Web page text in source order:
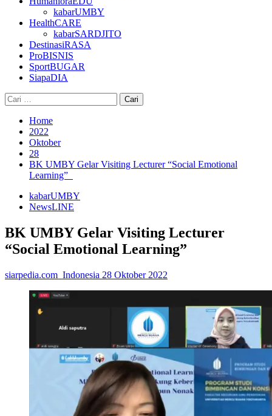
kabarUMBY
HealthCARE
kabarSARDJITO
DestinasiRASA
ProBISNIS
SportBUGAR
SiapaDIA
Cari
untuk:
Home
2022
Oktober
28
BK UMBY Gelar Visiting Lecturer “Social Emotional
Learning”
kabarUMBY
NewsLINE
BK UMBY Gelar Visiting Lecturer
“Social Emotional Learning”
siarpedia.com_Indonesia 28 Oktober 2022